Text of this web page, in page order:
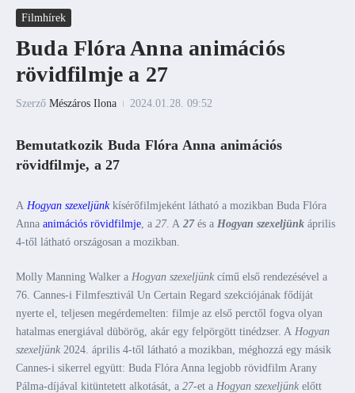
Filmhírek
Buda Flóra Anna animációs
rövidfilmje a 27
Szerző Mészáros Ilona 2024.01.28. 09:52
Bemutatkozik Buda Flóra Anna animációs
rövidfilmje, a 27
A Hogyan szexeljünkkísérőfilmjeként látható a mozikban Buda Flóra
Anna animációs rövidfilmje, a 27. A 27 és a Hogyan szexeljünk április
4-től látható országosan a mozikban.
Molly Manning Walker a Hogyan szexeljünk című első rendezésével a
76. Cannes-i Filmfesztivál Un Certain Regard szekciójának fődíját
nyerte el, teljesen megérdemelten: filmje az első perctől fogva olyan
hatalmas energiával dübörög, akár egy felpörgött tinédzser. A Hogyan
szexeljünk 2024. április 4-től látható a mozikban, méghozzá egy másik
Cannes-i sikerrel együtt: Buda Flóra Anna legjobb rövidfilm Arany
Pálma-díjával kitüntetett alkotását, a 27-et a Hogyan szexeljünk előtt